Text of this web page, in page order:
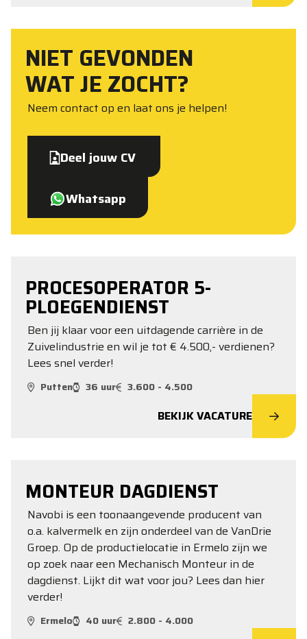
NIET GEVONDEN
WAT JE ZOCHT?
Neem contact op en laat ons je helpen!
Deel jouw CV
Whatsapp
PROCESOPERATOR 5-
PLOEGENDIENST
Ben jij klaar voor een uitdagende carrière in de
Zuivelindustrie en wil je tot € 4.500,- verdienen?
Lees snel verder!
Putten 36 uur 3.600 - 4.500
BEKIJK VACATURE
MONTEUR DAGDIENST
Navobi is een toonaangevende producent van
o.a. kalvermelk en zijn onderdeel van de VanDrie
Groep. Op de productielocatie in Ermelo zijn we
op zoek naar een Mechanisch Monteur in de
dagdienst. Lijkt dit wat voor jou? Lees dan hier
verder!
Ermelo 40 uur 2.800 - 4.000